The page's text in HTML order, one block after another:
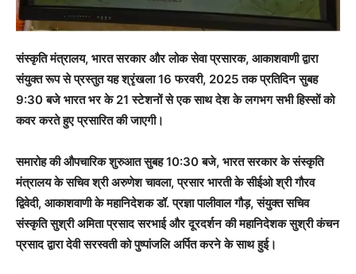
संस्कृति मंत्रालय, भारत सरकार और लोक सेवा प्रसारक, आकाशवाणी द्वारा
संयुक्त रूप से प्रस्तुत यह श्रृंखला 16 फरवरी, 2025 तक प्रतिदिन सुबह
9:30 बजे भारत भर के 21 स्टेशनों से एक साथ देश के लगभग सभी हिस्सों को
कवर करते हुए प्रसारित की जाएगी।
समारोह की औपचारिक शुरुआत सुबह 10:30 बजे, भारत सरकार के संस्कृति
मंत्रालय के सचिव श्री अरुणेश चावला, प्रसार भारती के सीईओ श्री गौरव
द्विवेदी, आकाशवाणी के महानिदेशक डॉ. प्रज्ञा पालीवाल गौड़, संयुक्त सचिव
संस्कृति सुश्री अमिता प्रसाद सरभाई और दूरदर्शन की महानिदेशक सुश्री कंचन
प्रसाद द्वारा देवी सरस्वती को पुष्पांजलि अर्पित करने के साथ हुई।